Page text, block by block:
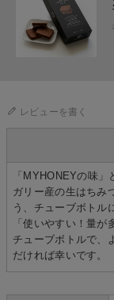
レビューを書く
「MYHONEYの味
ガリー産の生はちみ
う、チューブボトル
「使いやすい！量
チューブボトルで、
だければ幸いです。